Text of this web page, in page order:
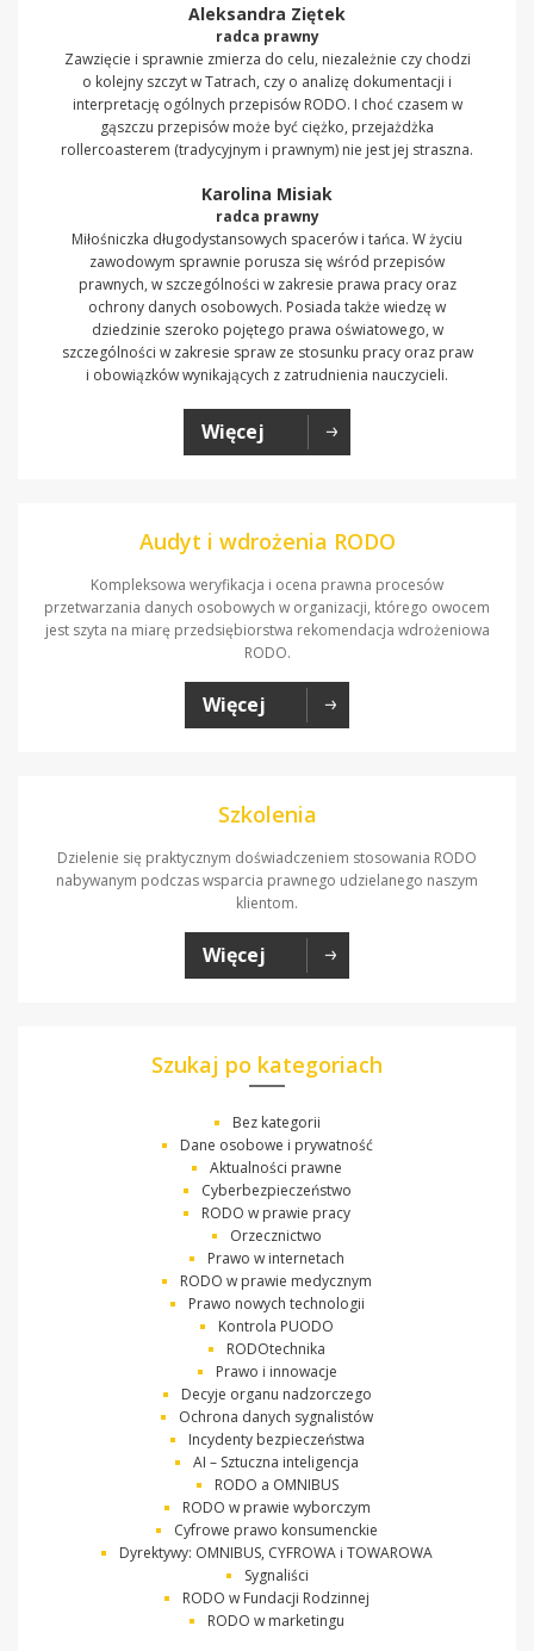
Aleksandra Ziętek
radca prawny
Zawzięcie i sprawnie zmierza do celu, niezależnie czy chodzi
o kolejny szczyt w Tatrach, czy o analizę dokumentacji i
interpretację ogólnych przepisów RODO. I choć czasem w
gąszczu przepisów może być ciężko, przejażdżka
rollercoasterem (tradycyjnym i prawnym) nie jest jej straszna.
Karolina Misiak
radca prawny
Miłośniczka długodystansowych spacerów i tańca. W życiu
zawodowym sprawnie porusza się wśród przepisów
prawnych, w szczególności w zakresie prawa pracy oraz
ochrony danych osobowych. Posiada także wiedzę w
dziedzinie szeroko pojętego prawa oświatowego, w
szczególności w zakresie spraw ze stosunku pracy oraz praw
i obowiązków wynikających z zatrudnienia nauczycieli.
Więcej
Audyt i wdrożenia RODO
Kompleksowa weryfikacja i ocena prawna procesów
przetwarzania danych osobowych w organizacji, którego owocem
jest szyta na miarę przedsiębiorstwa rekomendacja wdrożeniowa
RODO.
Więcej
Szkolenia
Dzielenie się praktycznym doświadczeniem stosowania RODO
nabywanym podczas wsparcia prawnego udzielanego naszym
klientom.
Więcej
Szukaj po kategoriach
Bez kategorii
Dane osobowe i prywatność
Aktualności prawne
Cyberbezpieczeństwo
RODO w prawie pracy
Orzecznictwo
Prawo w internetach
RODO w prawie medycznym
Prawo nowych technologii
Kontrola PUODO
RODOtechnika
Prawo i innowacje
Decyje organu nadzorczego
Ochrona danych sygnalistów
Incydenty bezpieczeństwa
AI – Sztuczna inteligencja
RODO a OMNIBUS
RODO w prawie wyborczym
Cyfrowe prawo konsumenckie
Dyrektywy: OMNIBUS, CYFROWA i TOWAROWA
Sygnaliści
RODO w Fundacji Rodzinnej
RODO w marketingu